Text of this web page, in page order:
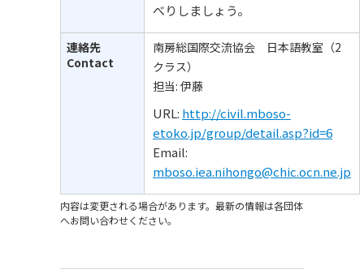
べりしましょう。
連絡先
Contact
南房総国際交流協会 日本語教室（2
クラス）
担当: 伊藤
URL: http://civil.mboso-
etoko.jp/group/detail.asp?id=6
Email:
mboso.iea.nihongo@chic.ocn.ne.jp
内容は変更される場合があります。最新の情報は各団体
へお問い合わせください。